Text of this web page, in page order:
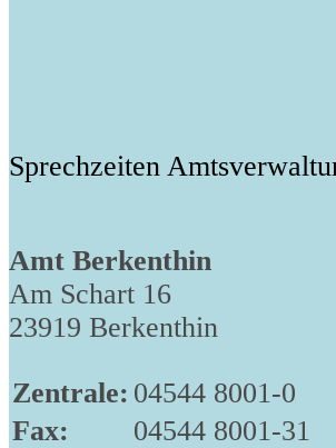
Sprechzeiten
Amt Berkenthin
Am Schart 16
23919 Berkenthin
Zentrale: 04544 8001-0
Fax:
04544 8001-31